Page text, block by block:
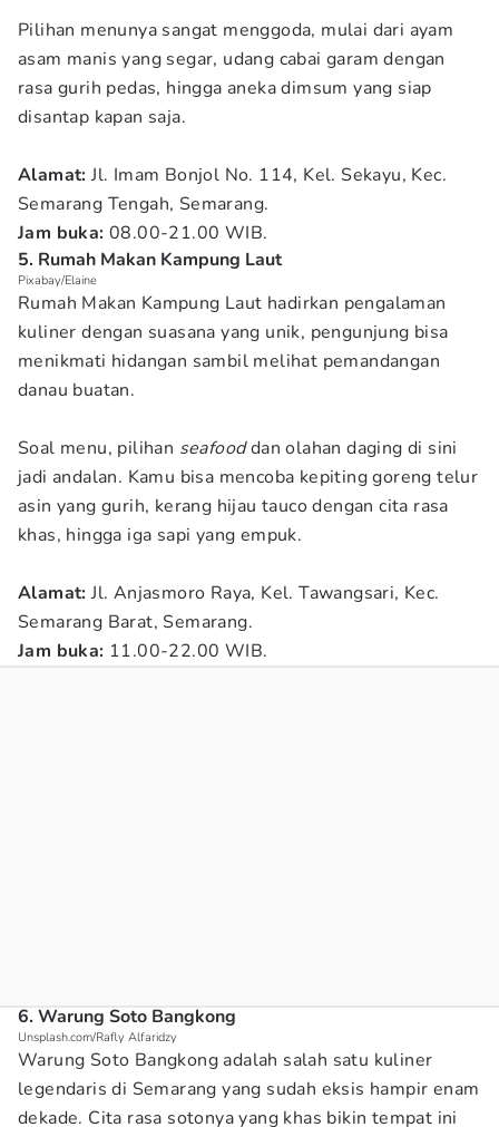
Pilihan menunya sangat menggoda, mulai dari ayam
asam manis yang segar, udang cabai garam dengan
rasa gurih pedas, hingga aneka dimsum yang siap
disantap kapan saja.
Alamat: Jl. Imam Bonjol No. 114, Kel. Sekayu, Kec.
Semarang Tengah, Semarang.
Jam buka: 08.00-21.00 WIB.
5. Rumah Makan Kampung Laut
Pixabay/Elaine
Rumah Makan Kampung Laut hadirkan pengalaman
kuliner dengan suasana yang unik, pengunjung bisa
menikmati hidangan sambil melihat pemandangan
danau buatan.
Soal menu, pilihan seafooddan olahan daging di sini
jadi andalan. Kamu bisa mencoba kepiting goreng telur
asin yang gurih, kerang hijau tauco dengan cita rasa
khas, hingga iga sapi yang empuk.
Alamat: Jl. Anjasmoro Raya, Kel. Tawangsari, Kec.
Semarang Barat, Semarang.
Jam buka: 11.00-22.00 WIB.
6. Warung Soto Bangkong
Unsplash.com/Rafly Alfaridzy
Warung Soto Bangkong adalah salah satu kuliner
legendaris di Semarang yang sudah eksis hampir enam
dekade. Cita rasa sotonya yang khas bikin tempat ini